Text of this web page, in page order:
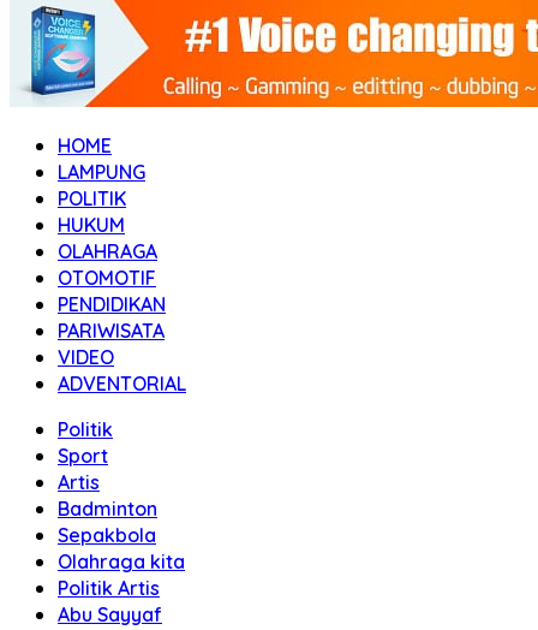
HOME
LAMPUNG
POLITIK
HUKUM
OLAHRAGA
OTOMOTIF
PENDIDIKAN
PARIWISATA
VIDEO
ADVENTORIAL
Politik
Sport
Artis
Badminton
Sepakbola
Olahraga kita
Politik Artis
Abu Sayyaf